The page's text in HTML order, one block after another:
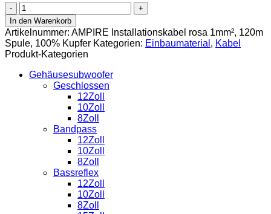
AMPIRE
Installationskabel
rosa
1mm²,
120m
Spule,
100%
Kupfer
In den Warenkorb
Artikelnummer: AMPIRE Installationskabel rosa 1mm², 120m
Spule, 100% Kupfer Kategorien: Einbaumaterial , Kabel
Produkt-Kategorien
Gehäusesubwoofer
Geschlossen
12Zoll
10Zoll
8Zoll
Bandpass
12Zoll
10Zoll
8Zoll
Bassreflex
12Zoll
10Zoll
8Zoll